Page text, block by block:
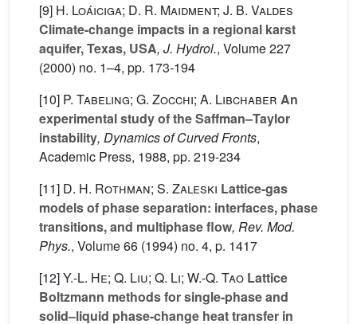
[9] H. Loáiciga; D. R. Maidment; J. B. Valdes
Climate-change impacts in a regional karst
aquifer, Texas, USA, J. Hydrol., Volume 227
(2000) no. 1–4, pp. 173-194
[10] P. Tabeling; G. Zocchi; A. Libchaber An
experimental study of the Saffman–Taylor
instability, Dynamics of Curved Fronts,
Academic Press, 1988, pp. 219-234
[11] D. H. Rothman; S. Zaleski Lattice-gas
models of phase separation: interfaces, phase
transitions, and multiphase flow, Rev. Mod.
Phys., Volume 66 (1994) no. 4, p. 1417
[12]Y.-L. He; Q. Liu; Q. Li; W.-Q. Tao Lattice
Boltzmann methods for single-phase and
solid–liquid phase-change heat transfer in